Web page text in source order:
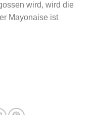
wird, wird die
Mayonaise ist